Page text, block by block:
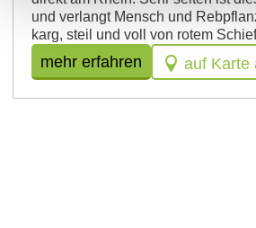
und verlangt Mensch und
karg, steil und voll von rotem
mehr erfahren auf Karte